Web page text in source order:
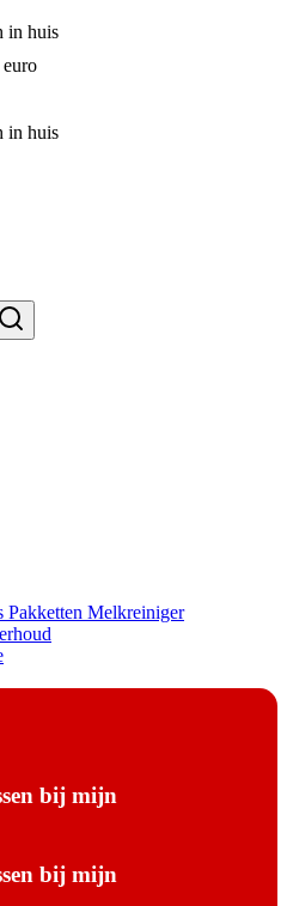
in huis
in huis
Pakketten Melkreiniger
bij mijn
bij mijn